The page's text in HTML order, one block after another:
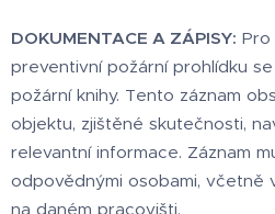
DOKUMENTACE A ZÁPISY: Pro
preventivní požární prohlídku
požární knihy. Tento záznam
objektu, zjištěné skutečnosti,
relevantní informace. Záznam
odpovědnými osobami, včetně
na daném pracovišti.